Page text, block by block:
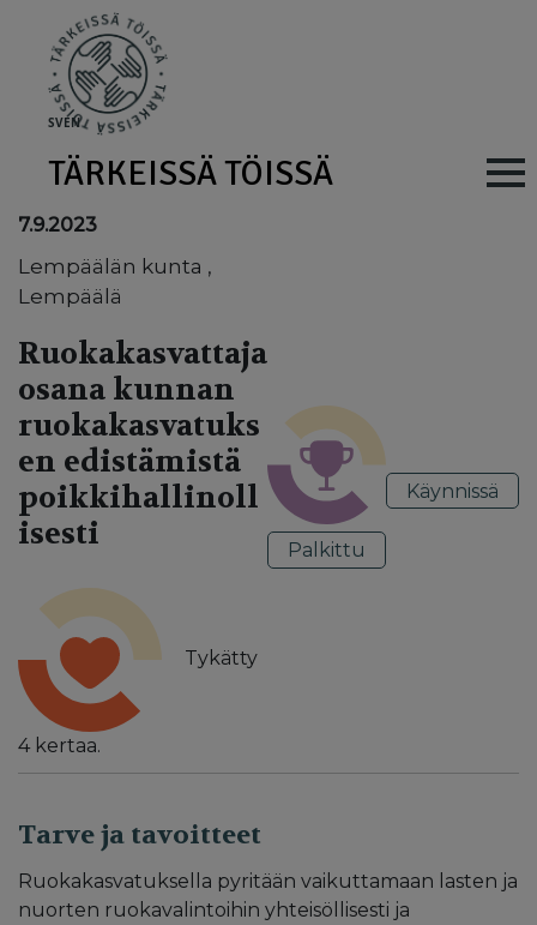
SVEN
TÄRKEISSÄ TÖISSÄ Main
7.9.2023
Lempäälän kunta ,
Lempäälä
Ruokakasvattaja
osana kunnan
ruokakasvatuks
en edistämistä
poikkihallinoll
isesti
Tykätty
4kertaa.
Palkittu
Käynnissä
Tarve ja tavoitteet
Ruokakasvatuksella pyritään vaikuttamaan lasten ja
nuorten ruokavalintoihin yhteisöllisesti ja